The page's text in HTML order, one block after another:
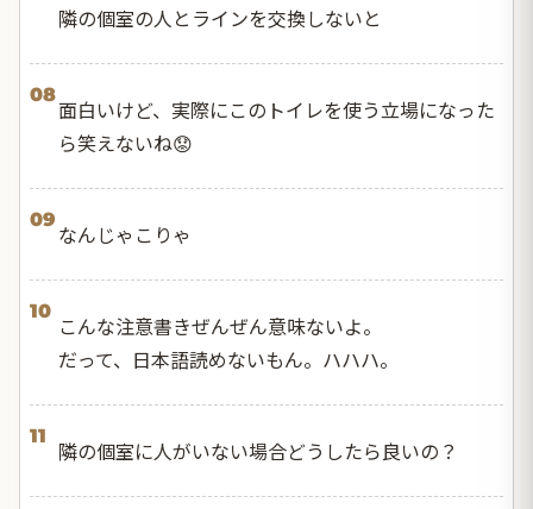
隣の個室の人とラインを交換しないと
08
面白いけど、実際にこのトイレを使う立場になった
ら笑えないね😟
09
なんじゃこりゃ
10
こんな注意書きぜんぜん意味ないよ。
だって、日本語読めないもん。ハハハ。
11
隣の個室に人がいない場合どうしたら良いの？